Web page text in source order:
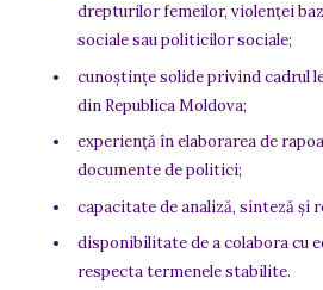
drepturilor femeilor, violenței
sociale sau politicilor sociale;
cunoștințe solide privind cadrul
din Republica Moldova;
experiență în elaborarea de
documente de politici;
capacitate de analiză, sinteză și
disponibilitate de a colabora cu
respecta termenele stabilite.